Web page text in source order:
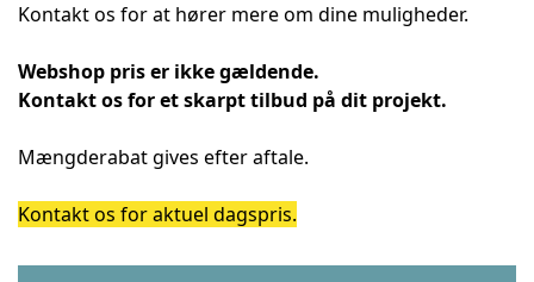
Kontakt os for at hører mere om dine muligheder.
Webshop pris er ikke gældende.
Kontakt os for et skarpt tilbud på dit projekt.
Mængderabat gives efter aftale.
Kontakt os for aktuel dagspris.